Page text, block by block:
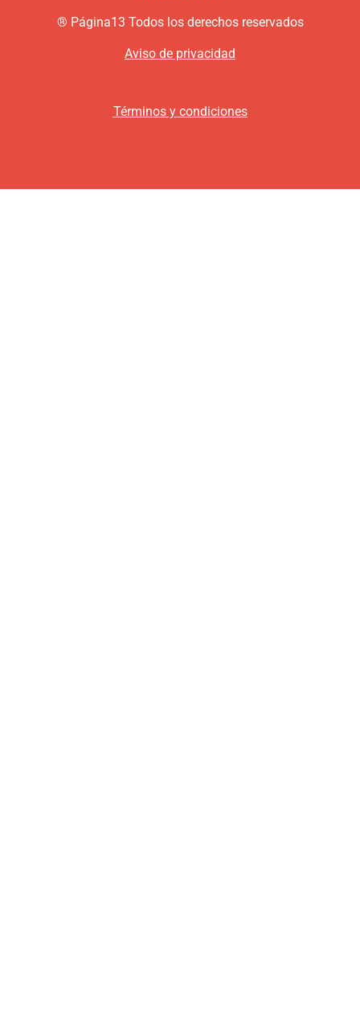
® Página13 Todos los derechos reservados
Aviso de privacidad
Términos y condiciones